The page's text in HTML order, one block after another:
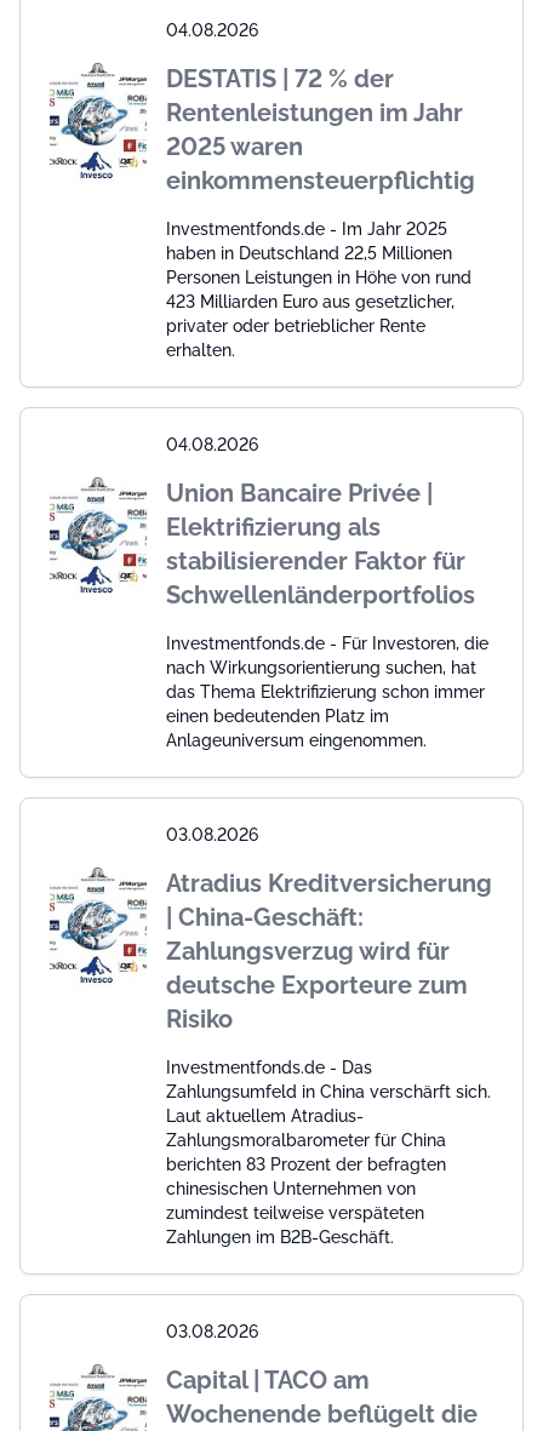
04.08.2026
DESTATIS | 72 % der
Rentenleistungen im Jahr
2025 waren
einkommensteuerpflichtig
Investmentfonds.de - Im Jahr 2025
haben in Deutschland 22,5 Millionen
Personen Leistungen in Höhe von rund
423 Milliarden Euro aus gesetzlicher,
privater oder betrieblicher Rente
erhalten.
04.08.2026
Union Bancaire Privée |
Elektrifizierung als
stabilisierender Faktor für
Schwellenländerportfolios
Investmentfonds.de - Für Investoren, die
nach Wirkungsorientierung suchen, hat
das Thema Elektrifizierung schon immer
einen bedeutenden Platz im
Anlageuniversum eingenommen.
03.08.2026
Atradius Kreditversicherung
| China-Geschäft:
Zahlungsverzug wird für
deutsche Exporteure zum
Risiko
Investmentfonds.de - Das
Zahlungsumfeld in China verschärft sich.
Laut aktuellem Atradius-
Zahlungsmoralbarometer für China
berichten 83 Prozent der befragten
chinesischen Unternehmen von
zumindest teilweise verspäteten
Zahlungen im B2B-Geschäft.
03.08.2026
Capital | TACO am
Wochenende beflügelt die